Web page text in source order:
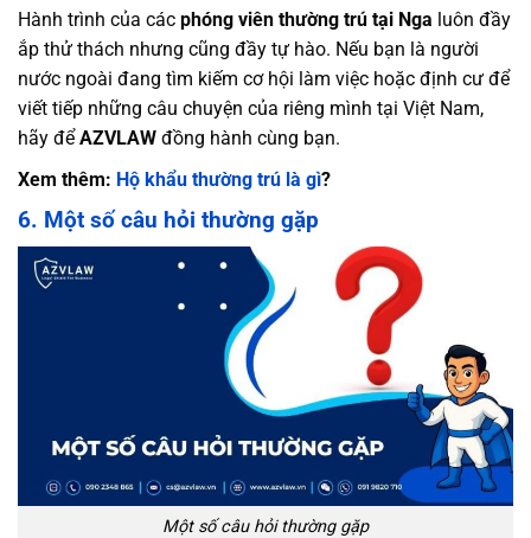
Hành trình của các phóng viên thường trú tại Nga luôn đầy
ắp thử thách nhưng cũng đầy tự hào. Nếu bạn là người
nước ngoài đang tìm kiếm cơ hội làm việc hoặc định cư để
viết tiếp những câu chuyện của riêng mình tại Việt Nam,
hãy đểAZVLAW đồng hành cùng bạn.
Xem thêm: Hộ khẩu thường trú là gì?
6. Một số câu hỏi thường gặp
Một số câu hỏi thường gặp